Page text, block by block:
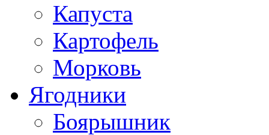
Капуста
Картофель
Морковь
Ягодники
Боярышник